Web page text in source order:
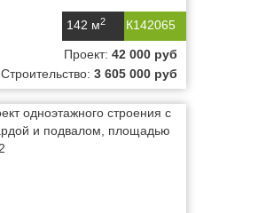
К142065
142 м2
Проект: 42 000 руб
Строительство: 3 605 000 руб